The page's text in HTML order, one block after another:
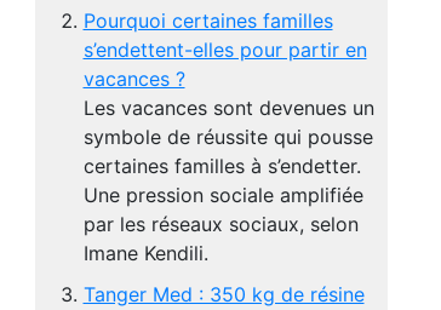
Pourquoi certaines familles
s’endettent-elles pour partir en
vacances ?
Les vacances sont devenues un
symbole de réussite qui pousse
certaines familles à s’endetter.
Une pression sociale amplifiée
par les réseaux sociaux, selon
Imane Kendili.
Tanger Med : 350 kg de résine